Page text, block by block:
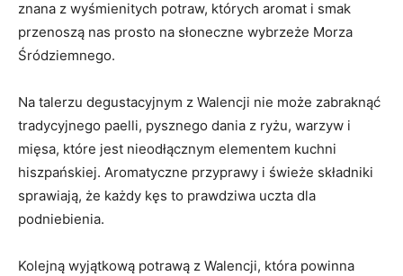
znana z wyśmienitych potraw, których aromat i smak
przenoszą nas prosto na słoneczne wybrzeże Morza
Śródziemnego.
Na talerzu degustacyjnym z Walencji nie może zabraknąć
tradycyjnego paelli, pysznego dania z ryżu, warzyw i
mięsa, które jest nieodłącznym elementem kuchni
hiszpańskiej. Aromatyczne przyprawy i świeże składniki
sprawiają, że każdy kęs to prawdziwa uczta dla
podniebienia.
Kolejną wyjątkową potrawą z Walencji, która powinna